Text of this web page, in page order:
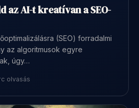
az AI-t kreatívan a SEO-
(SEO) forradalmi
az algoritmusok egyre
úgy…
olvasás